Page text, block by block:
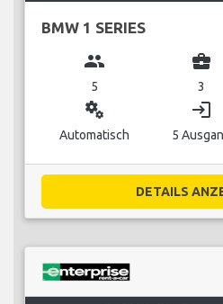
BMW 1 SERIES
group
5
business_center
3
miscellaneous_services
Automatisch
login
5
DETAILS